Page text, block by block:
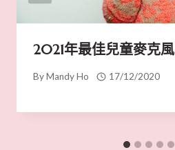
2021年最佳兒童麥克風
ByMandy Ho 17/12/2020